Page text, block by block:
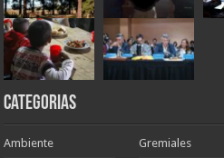
Categorias
Ambiente Gremiales